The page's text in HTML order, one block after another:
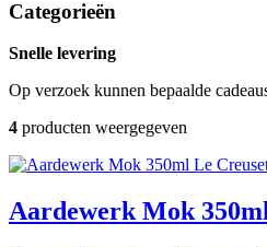
Categorieën
Snelle levering
Op verzoek kunnen bepaalde
4 producten weergegeven
Le
Aardewerk Mok